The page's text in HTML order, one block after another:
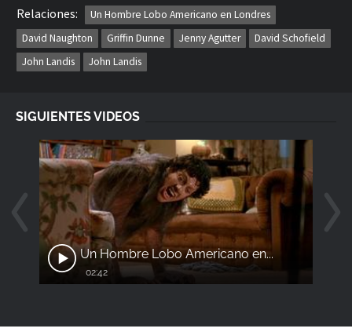
Relaciones:
Un Hombre Lobo Americano en Londres
David Naughton
Griffin Dunne Jenny Agutter
David Schofield
John Landis
John Landis
SIGUIENTES VIDEOS
Un Hombre Lobo Americano en...
02:42